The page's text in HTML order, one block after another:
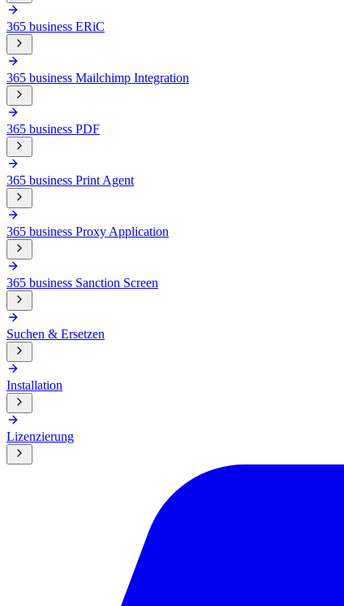
365 business ERiC
365 business Mailchimp Integration
365 business PDF
365 business Print Agent
365 business Proxy Application
365 business Sanction Screen
Suchen & Ersetzen
Installation
Lizenzierung